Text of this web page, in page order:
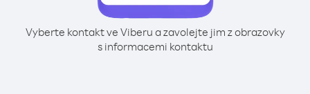
Vyberte kontakt ve Viberu a zavolejte jim z obrazovky
s informacemi kontaktu